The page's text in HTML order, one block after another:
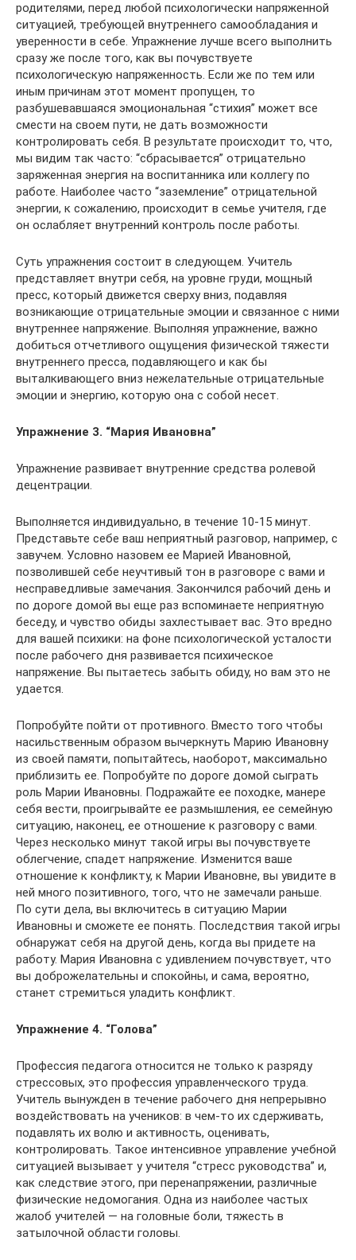
родителями, перед любой психологически напряженной
ситуацией, требующей внутреннего самообладания и
уверенности в себе. Упражнение лучше всего выполнить
сразу же после того, как вы почувствуете
психологическую напряженность. Если же по тем или
иным причинам этот момент пропущен, то
разбушевавшаяся эмоциональная “стихия” может все
смести на своем пути, не дать возможности
контролировать себя. В результате происходит то, что,
мы видим так часто: “сбрасывается” отрицательно
заряженная энергия на воспитанника или коллегу по
работе. Наиболее часто “заземление” отрицательной
энергии, к сожалению, происходит в семье учителя, где
он ослабляет внутренний контроль после работы.
Суть упражнения состоит в следующем. Учитель
представляет внутри себя, на уровне груди, мощный
пресс, который движется сверху вниз, подавляя
возникающие отрицательные эмоции и связанное с ними
внутреннее напряжение. Выполняя упражнение, важно
добиться отчетливого ощущения физической тяжести
внутреннего пресса, подавляющего и как бы
выталкивающего вниз нежелательные отрицательные
эмоции и энергию, которую она с собой несет.
Упражнение 3. “Мария Ивановна”
Упражнение развивает внутренние средства ролевой
децентрации.
Выполняется индивидуально, в течение 10-15 минут.
Представьте себе ваш неприятный разговор, например, с
завучем. Условно назовем ее Марией Ивановной,
позволившей себе неучтивый тон в разговоре с вами и
несправедливые замечания. Закончился рабочий день и
по дороге домой вы еще раз вспоминаете неприятную
беседу, и чувство обиды захлестывает вас. Это вредно
для вашей психики: на фоне психологической усталости
после рабочего дня развивается психическое
напряжение. Вы пытаетесь забыть обиду, но вам это не
удается.
Попробуйте пойти от противного. Вместо того чтобы
насильственным образом вычеркнуть Марию Ивановну
из своей памяти, попытайтесь, наоборот, максимально
приблизить ее. Попробуйте по дороге домой сыграть
роль Марии Ивановны. Подражайте ее походке, манере
себя вести, проигрывайте ее размышления, ее семейную
ситуацию, наконец, ее отношение к разговору с вами.
Через несколько минут такой игры вы почувствуете
облегчение, спадет напряжение. Изменится ваше
отношение к конфликту, к Марии Ивановне, вы увидите в
ней много позитивного, того, что не замечали раньше.
По сути дела, вы включитесь в ситуацию Марии
Ивановны и сможете ее понять. Последствия такой игры
обнаружат себя на другой день, когда вы придете на
работу. Мария Ивановна с удивлением почувствует, что
вы доброжелательны и спокойны, и сама, вероятно,
станет стремиться уладить конфликт.
Упражнение 4. “Голова”
Профессия педагога относится не только к разряду
стрессовых, это профессия управленческого труда.
Учитель вынужден в течение рабочего дня непрерывно
воздействовать на учеников: в чем-то их сдерживать,
подавлять их волю и активность, оценивать,
контролировать. Такое интенсивное управление учебной
ситуацией вызывает у учителя “стресс руководства” и,
как следствие этого, при перенапряжении, различные
физические недомогания. Одна из наиболее частых
жалоб учителей — на головные боли, тяжесть в
затылочной области головы.